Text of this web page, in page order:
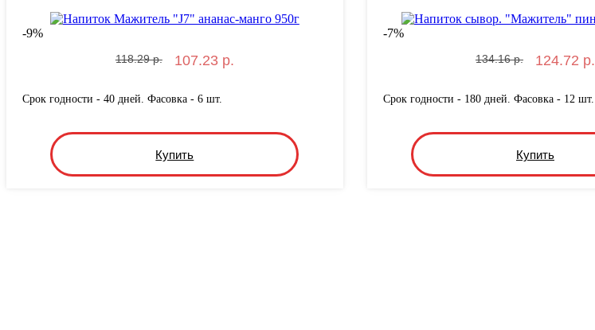
-9%
118.29 р. 107.23 р.
Срок годности - 40 дней. Фасовка - 6 шт.
Купить
-7%
134.16 р. 124.72 р.
Срок годности - 180 дней. Фасовка - 12 шт.
Купить